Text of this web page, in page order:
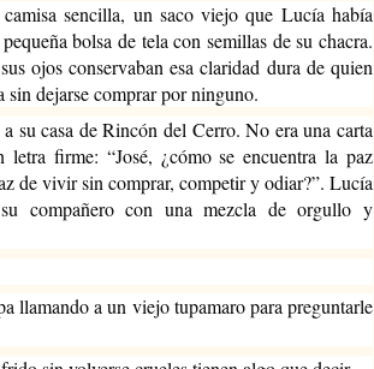
sencilla, un saco viejo que Lucía había
bolsa de tela con semillas de su chacra.
ojos conservaban esa claridad dura de quien
dejarse comprar por ninguno.
su casa de Rincón del Cerro. No era una carta
firme: “José, ¿cómo se encuentra la paz
de vivir sin comprar, competir y odiar?”. Lucía
compañero con una mezcla de orgullo y
llamando a un viejo tupamaro para preguntarle